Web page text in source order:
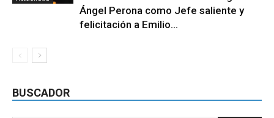
Ángel Perona como Jefe saliente y
felicitación a Emilio...
BUSCADOR